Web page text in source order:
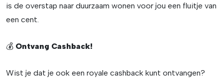
is de overstap naar duurzaam wonen voor jou een fluitje van
een cent.
💰 Ontvang Cashback!
Wist je dat je ook een royale cashback kunt ontvangen?